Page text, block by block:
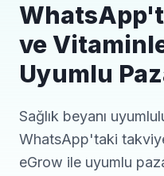
ve
Uyumlu
Sağlık beyanı
WhatsApp'taki
eGrow ile uyumlu